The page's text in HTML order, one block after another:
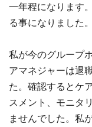
一年程になります
る事になりました。
私が今のグループ
アマネジャーは退
た。確認するとケ
スメント、モニタ
ませんでした。私